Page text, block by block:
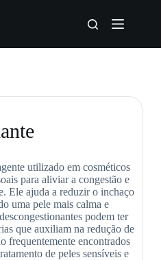
utilizado em cosméticos
para aliviar a congestão e
Ele ajuda a reduzir o inchaço
uma pele mais calma e
podem ter
que auxiliam na redução de
frequentemente encontrados
de peles sensíveis e